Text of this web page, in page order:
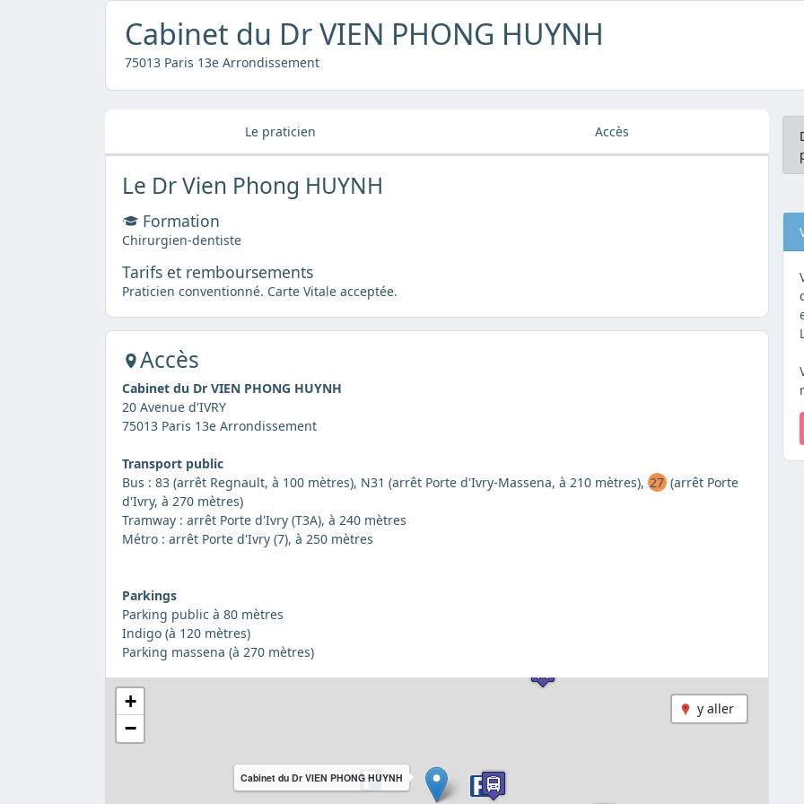
Cabinet du Dr VIEN PHONG HUYNH
75013 Paris 13e Arrondissement
Le praticien Accès
Le Dr Vien Phong HUYNH
Formation
Chirurgien-dentiste
Tarifs et remboursements
Praticien conventionné. Carte Vitale acceptée.
Accès
Cabinet du Dr VIEN PHONG HUYNH
20 Avenue d'IVRY
75013 Paris 13e Arrondissement
Transport public
Bus : 83 (arrêt Regnault, à 100 mètres), N31 (arrêt Porte d'Ivry-Massena, à 210 mètres), 27(arrêt Porte
d'Ivry, à 270 mètres)
Tramway : arrêt Porte d'Ivry (T3A), à 240 mètres
Métro : arrêt Porte d'Ivry (7), à 250 mètres
Parkings
Parking public à 80 mètres
Indigo (à 120 mètres)
Parking massena (à 270 mètres)
y aller
Cabinet du Dr VIEN PHONG HUYNH
+
−